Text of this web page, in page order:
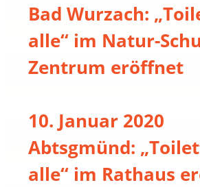
Bad Wurzach:
alle“ im Natur-
Zentrum eröffnet
10. Januar 2020
Abtsgmünd:
alle“ im Rathaus